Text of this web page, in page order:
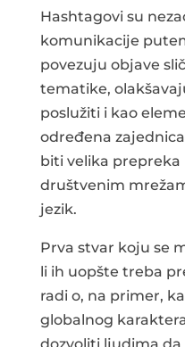
Hashtagovi su
komunikacije
povezuju objave
tematike,
poslužiti i kao
određena
biti velika prepreka
društvenim
jezik.
Prva stvar koju se
li ih uopšte treba
radi o, na primer,
globalnog
dozvoliti ljudima da